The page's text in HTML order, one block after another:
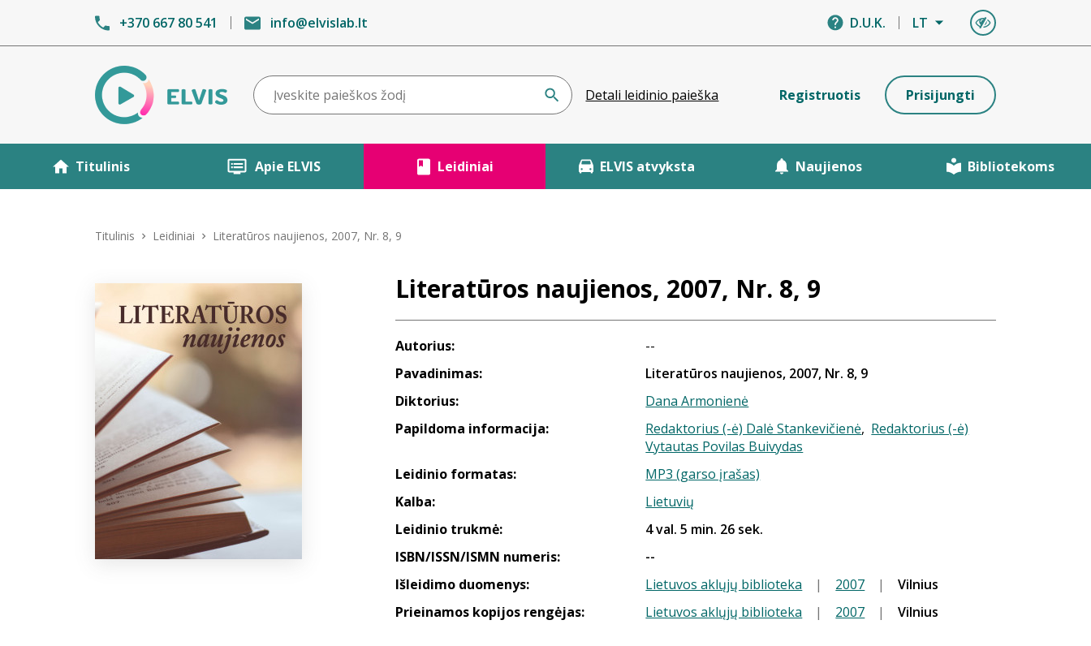
+370 667 80 541 info@elvislab.lt D.U.K. LT
Detali leidinio paieška Registruotis Prisijungti
Titulinis Apie ELVIS Leidiniai ELVIS atvyksta Naujienos Bibliotekoms
Titulinis Leidiniai Literatūros naujienos, 2007, Nr. 8, 9
Literatūros naujienos, 2007, Nr. 8, 9
Autorius:
--
Pavadinimas:
Literatūros naujienos, 2007, Nr. 8, 9
Diktorius:
Dana Armonienė
Papildoma informacija:
Redaktorius (-ė) Dalė Stankevičienė, Redaktorius (-ė)
Vytautas Povilas Buivydas
Leidinio formatas:
MP3 (garso įrašas)
Kalba:
Lietuvių
Leidinio trukmė:
4 val. 5 min. 26 sek.
ISBN/ISSN/ISMN numeris:
--
Išleidimo duomenys:
Lietuvos aklųjų biblioteka | 2007 |
Vilnius
Prieinamos kopijos rengėjas:
Lietuvos aklųjų biblioteka | 2007 | Vilnius